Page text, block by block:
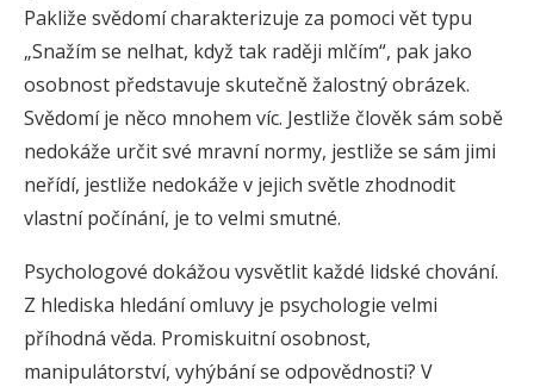
Pakliže svědomí charakterizuje za pomoci vět typu
„Snažím se nelhat, když tak raději mlčím“, pak jako
osobnost představuje skutečně žalostný obrázek.
Svědomí je něco mnohem víc. Jestliže člověk sám sobě
nedokáže určit své mravní normy, jestliže se sám jimi
neřídí, jestliže nedokáže v jejich světle zhodnodit
vlastní počínání, je to velmi smutné.
Psychologové dokážou vysvětlit každé lidské chování.
Z hlediska hledání omluvy je psychologie velmi
příhodná věda. Promiskuitní osobnost,
manipulátorství, vyhýbání se odpovědnosti? V